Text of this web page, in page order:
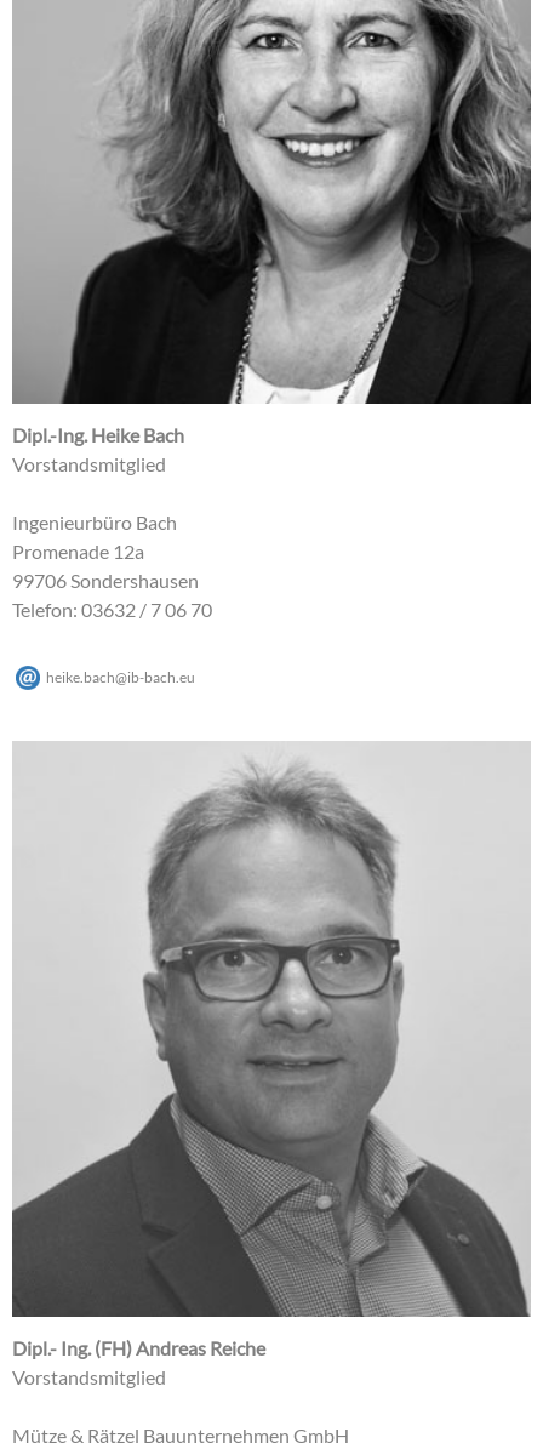
Dipl.-Ing. Heike Bach
Vorstandsmitglied
Ingenieurbüro Bach
Promenade 12a
99706 Sondershausen
Telefon: 03632 / 7 06 70
heike.bach@ib-bach eu
Dipl.- Ing. (FH) Andreas Reiche
Vorstandsmitglied
Mütze & Rätzel Bauunternehmen GmbH